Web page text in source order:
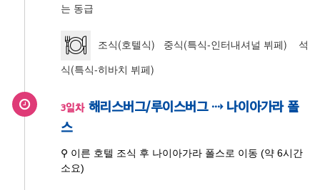
는 동급
조식(호텔식) 중식(특식-인터내셔널 뷔페) 석
식(특식-히바치 뷔페)
3일차 해리스버그/루이스버그 ⇢ 나이아가라 폴
스
⚲ 이른 호텔 조식 후 나이아가라 폴스로 이동 (약 6시간
소요)